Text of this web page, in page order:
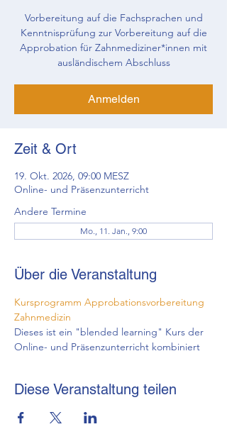
Vorbereitung auf die Fachsprachen und
Kenntnisprüfung zur Vorbereitung auf die
Approbation für Zahnmediziner*innen mit
ausländischem Abschluss
Anmelden
Zeit & Ort
19. Okt. 2026, 09:00 MESZ
Online- und Präsenzunterricht
Andere Termine
Mo., 11. Jan., 9:00
Über die Veranstaltung
Kursprogramm Approbationsvorbereitung
Zahnmedizin
Dieses ist ein "blended learning" Kurs der
Online- und Präsenzunterricht kombiniert
Diese Veranstaltung teilen